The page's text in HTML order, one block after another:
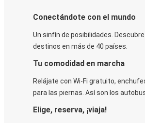
Conectándote con el mundo
Un sinfín de posibilidades.
destinos en más de 40 países.
Tu comodidad en marcha
Relájate con Wi-Fi gratuito,
para las piernas. Así son los
Elige, reserva, ¡viaja!